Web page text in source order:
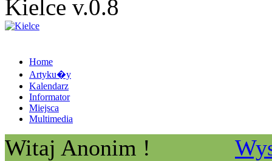
Kielce v.0.8
Home
Artyku�y
Kalendarz
Informator
Miejsca
Multimedia
Witaj Anonim !